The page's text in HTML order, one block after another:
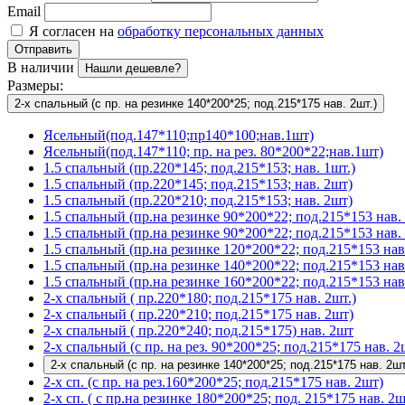
Email
Я согласен на обработку персональных данных
Отправить
В наличии Нашли дешевле?
Размеры:
2-х спальный (с пр. на резинке 140*200*25; под.215*175 нав. 2шт.)
Ясельный(под.147*110;пр140*100;нав.1шт)
Ясельный(под.147*110; пр. на рез. 80*200*22;нав.1шт)
1.5 спальный (пр.220*145; под.215*153; нав. 1шт.)
1.5 спальный (пр.220*145; под.215*153; нав. 2шт)
1.5 спальный (пр.220*210; под.215*153; нав. 2шт)
1.5 спальный (пр.на резинке 90*200*22; под.215*153
1.5 спальный (пр.на резинке 90*200*22; под.215*153
1.5 спальный (пр.на резинке 120*200*22; под.215*153
1.5 спальный (пр.на резинке 140*200*22; под.215*153
1.5 спальный (пр.на резинке 160*200*22; под.215*153
2-х спальный ( пр.220*180; под.215*175 нав. 2шт.)
2-х спальный ( пр.220*210; под.215*175 нав. 2шт)
2-х спальный ( пр.220*240; под.215*175) нав. 2шт
2-х спальный (с пр. на рез. 90*200*25; под.215*175 нав.
2-х спальный (с пр. на резинке 140*200*25; под.215*175 нав.
2-х сп. (с пр. на рез.160*200*25; под.215*175 нав. 2шт)
2-х сп. ( с пр.на резинке 180*200*25; под. 215*175 нав.